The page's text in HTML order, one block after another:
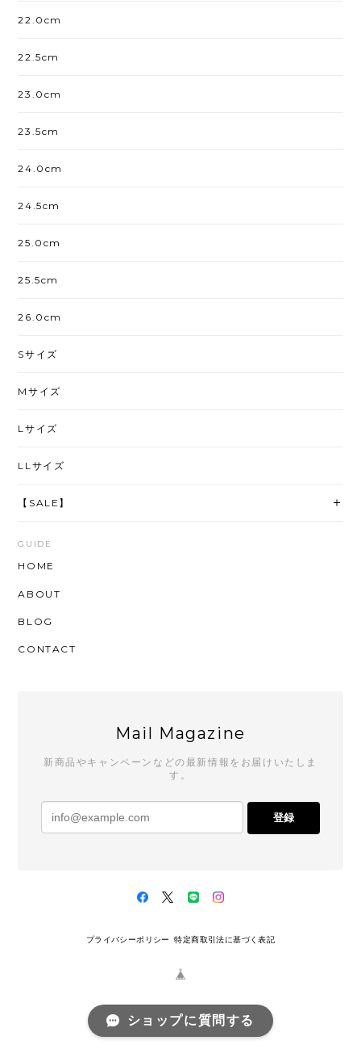
22.0cm
22.5cm
23.0cm
23.5cm
24.0cm
24.5cm
25.0cm
25.5cm
26.0cm
Sサイズ
Mサイズ
Lサイズ
LLサイズ
【SALE】
GUIDE
HOME
ABOUT
BLOG
CONTACT
Mail Magazine
新商品やキャンペーンなどの最新情報をお届けいたしま
す。
登録
プライバシーポリシー 特定商取引法に基づく表記
ショップに質問する